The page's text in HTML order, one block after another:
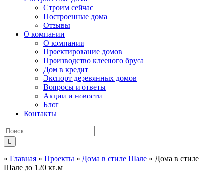
Строим сейчас
Построенные дома
Отзывы
О компании
О компании
Проектирование домов
Производство клееного бруса
Дом в кредит
Экспорт деревянных домов
Вопросы и ответы
Акции и новости
Блог
Контакты
» Главная » Проекты » Дома в стиле Шале » Дома в стиле
Шале до 120 кв.м